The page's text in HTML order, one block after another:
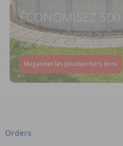
ÉCONOMISEZ 500
À l’achat d’un ensemble de
avec un ensemble
Magasiner les piscines hors terre
Orders